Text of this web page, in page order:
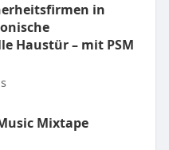
in
Haustür – mit PSM
Mixtape